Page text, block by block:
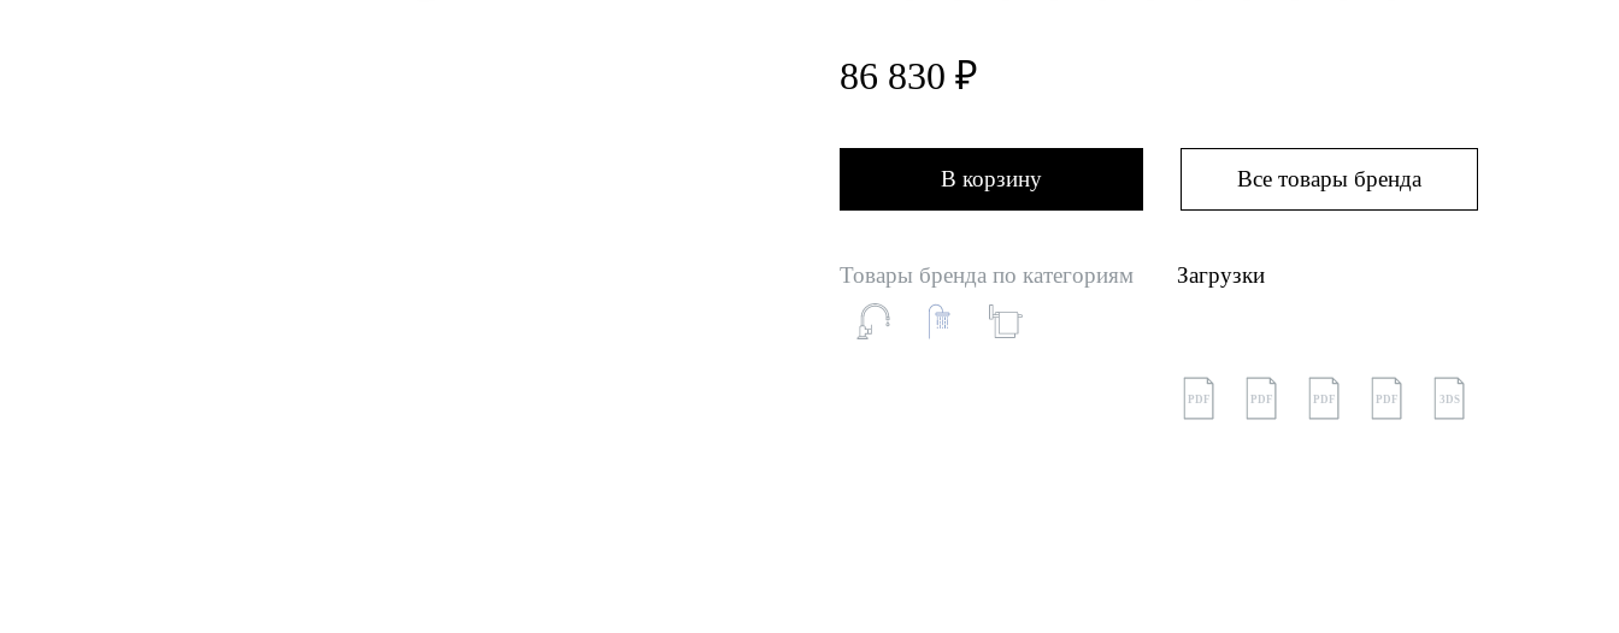
86 830 ₽
В корзину Все товары бренда
Товары бренда по категориям Загрузки
PDF PDF PDF PDF 3DS